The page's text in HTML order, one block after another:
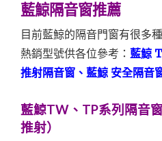
藍鯨隔音窗推薦
目前藍鯨的隔音門窗有很多
熱銷型號供各位參考： 藍鯨
推射隔音窗 、 藍鯨 安全隔音
藍鯨TW、TP系列隔音
推射）